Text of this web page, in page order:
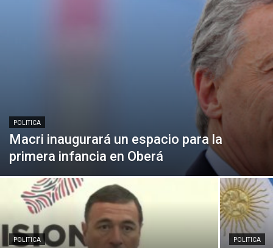
POLITICA
Macri inaugurará un espacio para la
primera infancia en Oberá
POLITICA POLITICA